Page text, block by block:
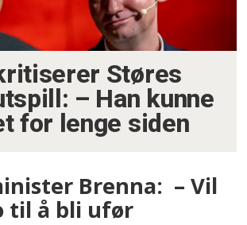
Støres
– Han kunne
for lenge siden
Brenna: – Vil
til å bli ufør